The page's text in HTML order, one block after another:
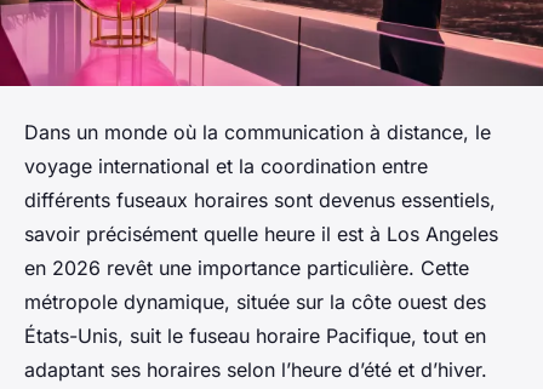
Dans un monde où la communication à distance, le
voyage international et la coordination entre
différents fuseaux horaires sont devenus essentiels,
savoir précisément quelle heure il est à Los Angeles
en 2026 revêt une importance particulière. Cette
métropole dynamique, située sur la côte ouest des
États-Unis, suit le fuseau horaire Pacifique, tout en
adaptant ses horaires selon l’heure d’été et d’hiver.